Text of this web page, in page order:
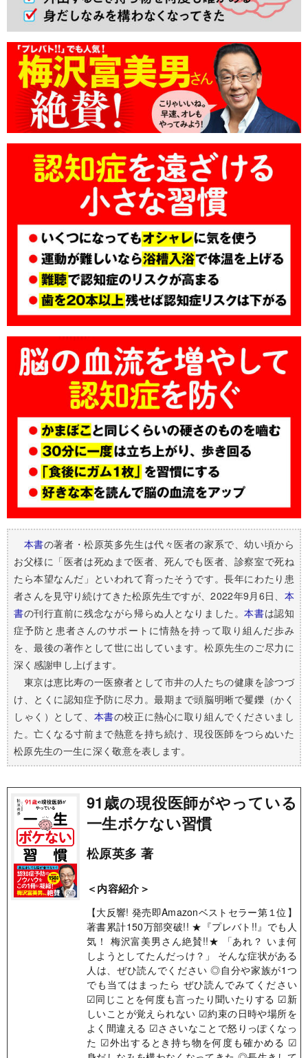
本書の著者・松原英多先生は代々医者の家系で、幼い頃から
お父様に「医者は死ぬまで医者、死んでも医者、診察室で死ね
たら本望なんだ」といわれて育ったそうです。長年にわたり患
者さんを見守り続けてきた松原先生ですが、2022年9月6日、 本
書の刊行直前に残念ながら帰らぬ人となりました。本書は認知
症予防と患者さんのサポートに情熱を持って取り組んだ歩み
を、最後の著作として世に出しています。松原先生のご尽力に
深く感謝申し上げます。
東京は恵比寿の一医療者として市井の人たちの健康を診つづ
け、とくに認知症予防に尽力。最期まで頭脳明晰で矍鑠（かく
しゃく）として、 本書の校正に熱心に取り組んでくださいまし
た。亡くなる寸前まで熱意を持ち続け、現役医師をつらぬいた
松原先生の一生に深く敬意を表します。
91歳の現役医師がやっている
一生ボケない習慣
松原英多 著
＜内容紹介＞
【大反響! 発売即Amazonベストセラー第１位】
著書累計150万部突破!! ★『プレバト!!』でも人
気！ 梅沢富美男さん絶賛!!★ 「あれ？ いま何
しようとしてたんだっけ？」 そんな症状がある
人は、ぜひ読んでください ◎自分や家族が1つ
でも当てはまったら ぜひ読んでみてください
☑同じことを何度も言ったり聞いたりする ☑新
しいことが覚えられない ☑約束の日時や場所を
よく間違える ☑ささいなことで怒りっぽくなっ
た ☑外出するとき持ち物を何度も確かめる ☑